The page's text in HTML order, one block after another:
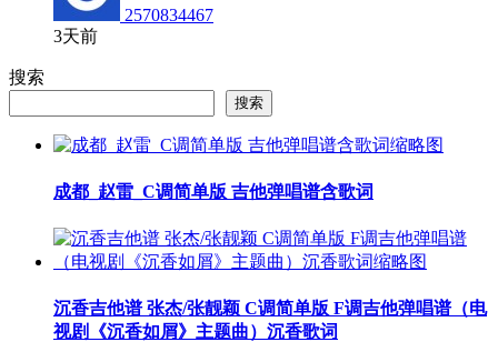
2570834467
3天前
搜索
搜索
成都_赵雷_C调简单版 吉他弹唱谱含歌词
沉香吉他谱 张杰/张靓颖 C调简单版 F调吉他弹唱谱（电
视剧《沉香如屑》主题曲）沉香歌词